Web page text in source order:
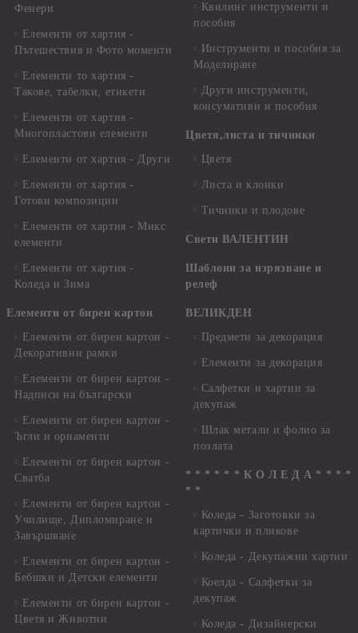
Фенери
Елементи от хартия -
Пътешествия и Фото моменти
Елементи то хартия -
Такове, табелки, етикети
Елементи от хартия -
Многопластови елементи
Елементи от хартия - Други
Елементи от хартия -
Готови композиции
Елементи от хартия - Микс
елементи
Елементи от хартия -
Коледа и Зима
Елементи от бирен картон
Елементи от бирен картон -
Декоративни рамки
Елементи от бирен картон -
Надписи на български
Елементи от бирен картон -
Ъгли и орнаменти
Елементи от бирен картон -
Сватба
Елементи от бирен картон -
Училище, Дипломиране и
Завършване
Елементи от бирен картон -
Бебшки и Детски елементи
Елементи от бирен картон -
Цветя и Животни
Квилинг инструменти и
пособия
Инструменти и пособия за
Моделиране
Други инструменти,
консумативи и пособия
Цветя,листа и тичинки
Цветя
Листа и клонки
Тичинки и плодове
Свети ВАЛЕНТИН
Шаблони за изрязване и
релеф
ВЕЛИКДЕН
Предмети за декорация
Елементи за декорация
Салфетки и хартии за
декупаж
Шлак метали и фолио за
позлата
* * * * * * К О Л Е Д А * * * *
* *
Коледа - Заготовки за
картички и пликове
Коледа - Декупажни хартии
Коелда - Салфетки за
декупаж
Коледа - Дизайнерски